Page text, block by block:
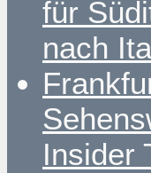
für
nach
Insider